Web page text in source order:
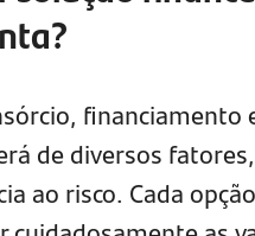
de diversos
ao risco. Cada